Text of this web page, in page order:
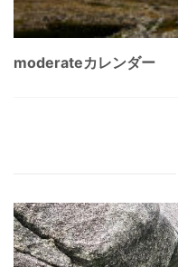
moderateカレンダー